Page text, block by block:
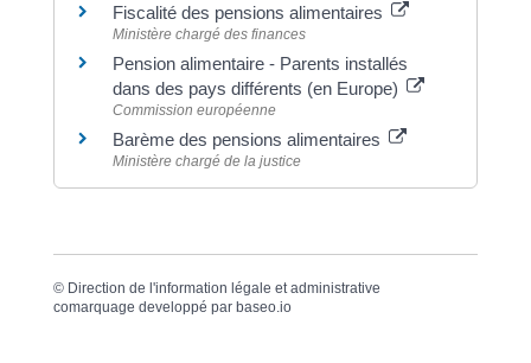
Fiscalité des pensions alimentaires
Ministère chargé des finances
Pension alimentaire - Parents installés
dans des pays différents (en Europe)
Commission européenne
Barème des pensions alimentaires
Ministère chargé de la justice
© Direction de l'information légale et administrative
comarquage developpé par baseo.io